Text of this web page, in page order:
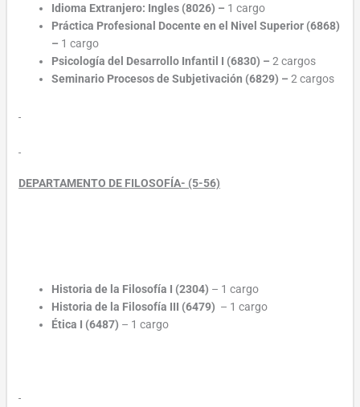
Idioma Extranjero: Ingles (8026) – 1 cargo
Práctica Profesional Docente en el Nivel Superior (6868)
– 1 cargo
Psicología del Desarrollo Infantil I (6830) –2 cargos
Seminario Procesos de Subjetivación (6829) –2 cargos
DEPARTAMENTO DE FILOSOFÍA- (5-56)
Historia de la Filosofía I (2304) – 1 cargo
Historia de la Filosofía III (6479) – 1 cargo
Ética I (6487) – 1 cargo